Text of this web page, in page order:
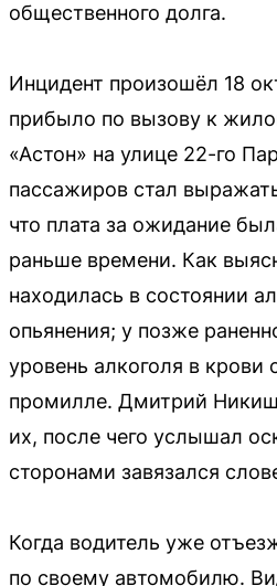
общественного долга.
Инцидент произошёл 18
прибыло по вызову к
«Астон» на улице 22-го
пассажиров стал
что плата за ожидание
раньше времени. Как
находилась в состоянии
опьянения; у позже
уровень алкоголя в крови
промилле. Дмитрий
их, после чего услышал
сторонами завязался
Когда водитель уже
по своему автомобилю.